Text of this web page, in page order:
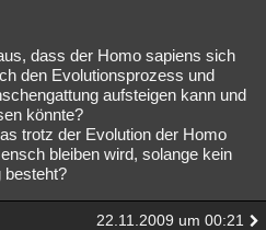
dass der Homo sapiens sich
den Evolutionsprozess und
aufsteigen kann und
könnte?
trotz der Evolution der Homo
bleiben wird, solange kein
besteht?
22.11.2009 um 00:21